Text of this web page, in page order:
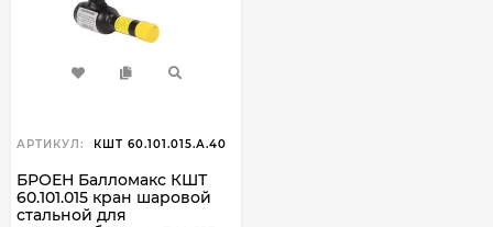
АРТИКУЛ: КШТ 60.101.015.А.40
БРОЕН Балломакс КШТ
60.101.015 кран шаровой
стальной для